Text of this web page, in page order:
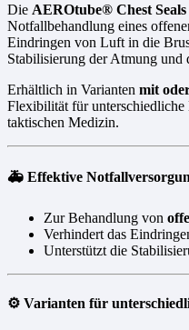
Die AEROtube® Chest Seals
Notfallbehandlung eines
Eindringen von Luft in die
Stabilisierung der Atmung und
Erhältlich in Varianten mit
Flexibilität für
taktischen Medizin.
🚑 Effektive
Zur Behandlung von
Verhindert das
Unterstützt die
⚙️ Varianten für